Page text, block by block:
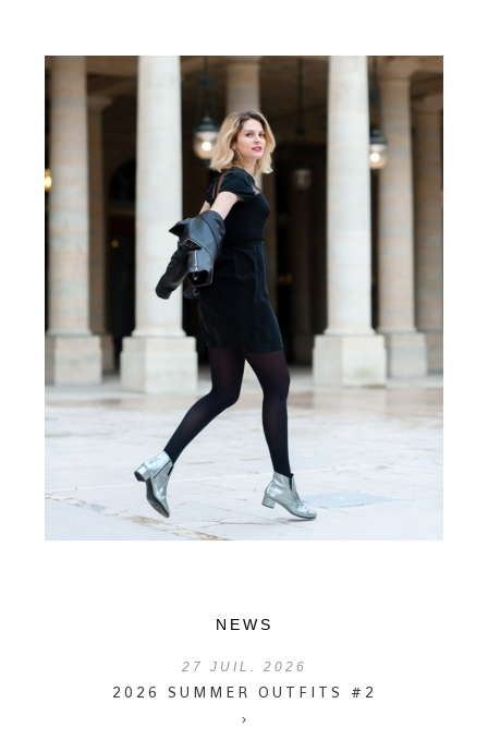
NEWS
27 JUIL. 2026
2026 SUMMER OUTFITS #2
›